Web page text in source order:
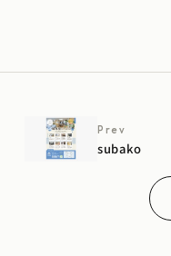
Prev
subako